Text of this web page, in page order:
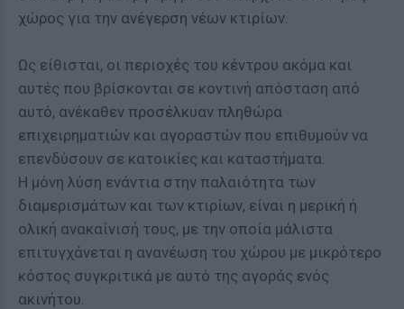
χώρος για την ανέγερση νέων κτιρίων.
Ως είθισται, οι περιοχές του κέντρου ακόμα και
αυτές που βρίσκονται σε κοντινή απόσταση από
αυτό, ανέκαθεν προσέλκυαν πληθώρα
επιχειρηματιών και αγοραστών που επιθυμούν να
επενδύσουν σε κατοικίες και καταστήματα.
Η μόνη λύση ενάντια στην παλαιότητα των
διαμερισμάτων και των κτιρίων, είναι η μερική ή
ολική ανακαίνισή τους, με την οποία μάλιστα
επιτυγχάνεται η ανανέωση του χώρου με μικρότερο
κόστος συγκριτικά με αυτό της αγοράς ενός
ακινήτου.